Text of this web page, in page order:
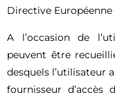
Directive
A l’occasion de
peuvent être
desquels l’utilisateur
fournisseur d’accès